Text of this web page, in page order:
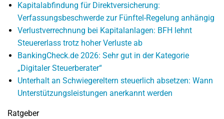
Kapitalabfindung für Direktversicherung:
Verfassungsbeschwerde zur Fünftel-Regelung anhängig
Verlustverrechnung bei Kapitalanlagen: BFH lehnt
Steuererlass trotz hoher Verluste ab
BankingCheck.de 2026: Sehr gut in der Kategorie
„Digitaler Steuerberater“
Unterhalt an Schwiegereltern steuerlich absetzen: Wann
Unterstützungsleistungen anerkannt werden
Ratgeber